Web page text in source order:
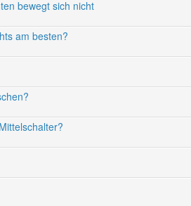
bewegt sich nicht
am besten?